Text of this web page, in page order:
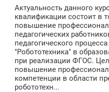
Актуальность данного
квалификации состоит в
повышение
педагогических
педагогического
"Робототехника" в
при реализации ФГОС.
повышение
компетенции в области
робототехн...